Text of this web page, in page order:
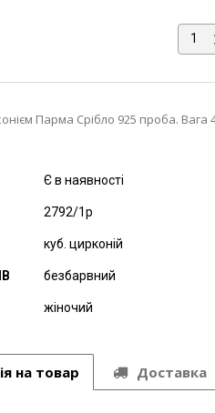
Парма Срібло 925 проба.
Є в наявності
2792/1р
куб. цирконій
безбарвний
жіночий
на товар Доставка